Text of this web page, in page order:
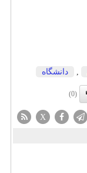
دانشگاه
(0)
X